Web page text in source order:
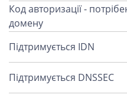
Код авторизації -
домену
Підтримується IDN
Підтримується DNSSEC